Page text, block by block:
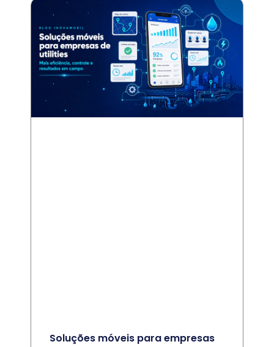
Soluções móveis para empresas